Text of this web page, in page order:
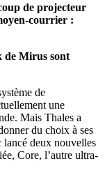
de projecteur
courrier :
de Mirus sont
de
une
Mais Thales a
du choix à ses
lancé deux nouvelles
Core, l’autre ultra-